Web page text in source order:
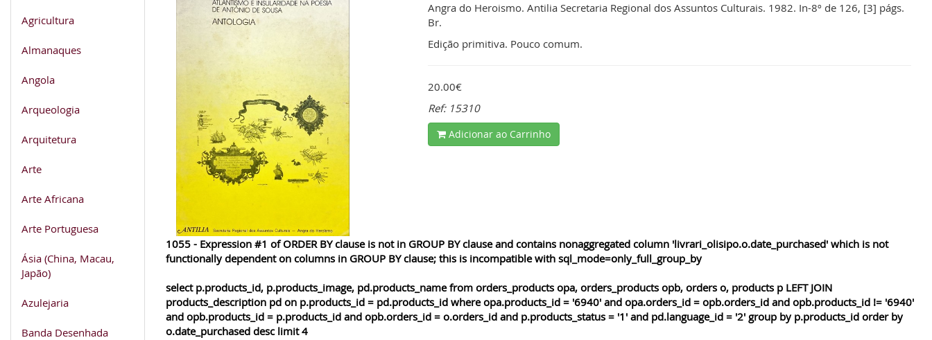
Agricultura
Almanaques
Angola
Arqueologia
Arquitetura
Arte
Arte Africana
Arte Portuguesa
Ásia (China, Macau,
Japão)
Azulejaria
Banda Desenhada
Angra do Heroismo. Antilia Secretaria Regional dos Assuntos Culturais. 1982. In-8º de 126, [3] págs.
Br.
Edição primitiva. Pouco comum.
20.00€
Ref: 15310
Adicionar ao Carrinho
1055 - Expression #1 of ORDER BY clause is not in GROUP BY clause and contains nonaggregated column 'livrari_olisipo.o.date_purchased' which is not
functionally dependent on columns in GROUP BY clause; this is incompatible with sql_mode=only_full_group_by
select p.products_id, p.products_image, pd.products_name from orders_products opa, orders_products opb, orders o, products p LEFT JOIN
products_description pd on p.products_id = pd.products_id where opa.products_id = '6940' and opa.orders_id = opb.orders_id and opb.products_id != '6940'
and opb.products_id = p.products_id and opb.orders_id = o.orders_id and p.products_status = '1' and pd.language_id = '2' group by p.products_id order by
o.date_purchased desc limit 4